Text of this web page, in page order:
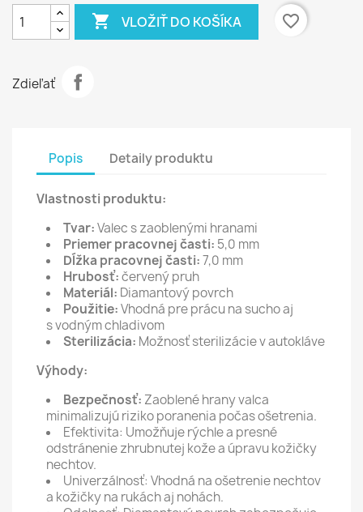
 VLOŽIŤ DO KOŠÍKA favorite_border
Zdieľať
Popis Detaily produktu
Vlastnosti produktu:
Tvar:Valec s zaoblenými hranami
Priemer pracovnej časti: 5,0 mm
Dĺžka pracovnej časti:7,0 mm
Hrubosť:červený pruh
Materiál: Diamantový povrch
Použitie:Vhodná pre prácu na sucho aj
s vodným chladivom
Sterilizácia: Možnosť sterilizácie v autokláve
Výhody:
Bezpečnosť: Zaoblené hrany valca
minimalizujú riziko poranenia počas ošetrenia.
Efektivita: Umožňuje rýchle a presné
odstránenie zhrubnutej kože a úpravu kožičky
nechtov.
Univerzálnosť: Vhodná na ošetrenie nechtov
a kožičky na rukách aj nohách.